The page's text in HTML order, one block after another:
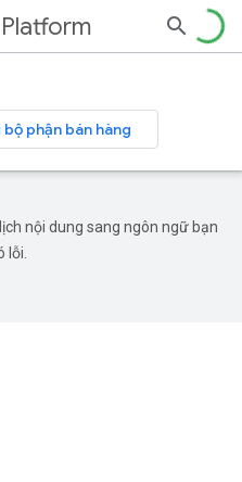
bộ phận bán hàng
nội dung sang ngôn ngữ bạn
lỗi.